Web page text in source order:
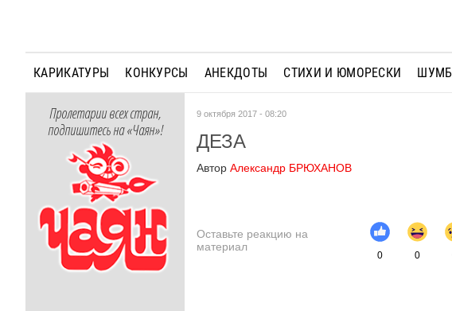
КАРИКАТУРЫ КОНКУРСЫ АНЕКДОТЫ СТИХИ И ЮМОРЕСКИ
Пролетарии всех стран,
подпишитесь на «Чаян»!
9 октября 2017 - 08:20
ДЕЗА
Автор Александр БРЮХАНОВ
Оставьте реакцию на
материал
0 0